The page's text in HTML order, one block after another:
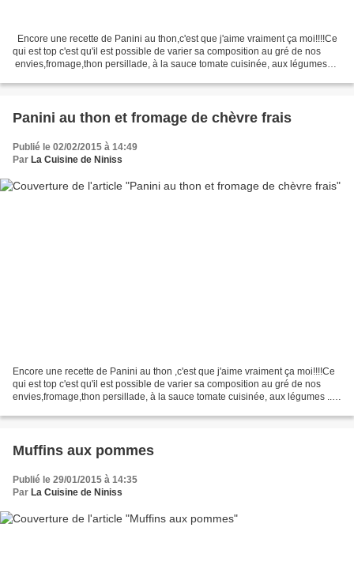
Encore une recette de Panini au thon,c'est que j'aime vraiment ça moi!!!!Ce
qui est top c'est qu'il est possible de varier sa composition au gré de nos
envies,fromage,thon persillade, à la sauce tomate cuisinée, aux légumes
Panini au thon et fromage de chèvre frais
Publié le 02/02/2015 à 14:49
Par La Cuisine de Niniss
Encore une recette de Panini au thon ,c'est que j'aime vraiment ça moi!!!!Ce
qui est top c'est qu'il est possible de varier sa composition au gré de nos
envies,fromage,thon persillade, à la sauce tomate cuisinée, aux légumes ......
Muffins aux pommes
Publié le 29/01/2015 à 14:35
Par La Cuisine de Niniss